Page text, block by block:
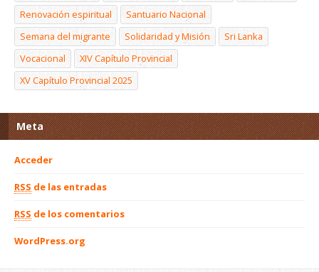
Renovación espiritual
Santuario Nacional
Semana del migrante
Solidaridad y Misión
Sri Lanka
Vocacional
XIV Capítulo Provincial
XV Capítulo Provincial 2025
Meta
Acceder
RSS de las entradas
RSS de los comentarios
WordPress.org